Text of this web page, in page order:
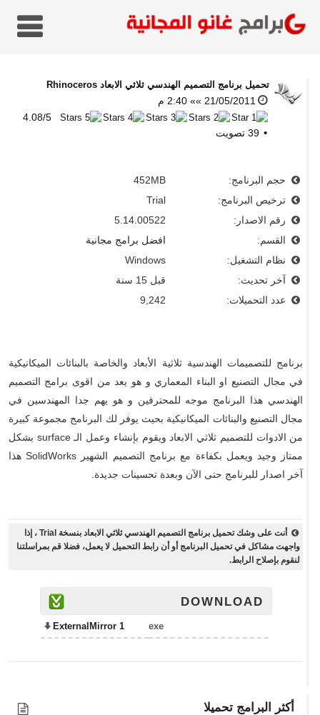
تحميل برنامج التصميم الهندسي ثلاثي الابعاد Rhinoceros
21/05/2011 »» 2:40 م
4.08/5
39تصويت
حجم البرنامج:
452MB
ترخيص البرنامج:
Trial
رقم الاصدار:
5.14.00522
القسم:
افضل برامج مجانية
نظام التشغيل:
Windows
آخر تحديث:
قبل 15 سنة
عدد التحميلات:
9,242
برنامج للتصميمات الهندسية ثلاثية الأبعاد والخاصة بالبنائات الميكانيكية
في مجال التصنيع او البناء المعماري و هو يعد من اقوى برامج التصميم
الهندسي هذا البرنامج موجه للمحترفين و هو يهم جدا المهندسين في
مجال التصنيع والبنائات الميكانيكية بحيث يوفر لك البرنامج مجموعة كبيرة
من الادوات للتصميم ثلاثي الابعاد ويقوم بإنشاء وعمل الـ surface بشكل
ممتاز وجيد ويعمل بكفاءة مع برنامج التصميم الشهير SolidWorks هذا
آخر اصدار للبرنامج حتى الآن وبعدة تحسينات جديدة.
أنت على وشك تحميل برنامج التصميم الهندسي ثلاثي الابعاد بنسخة Trial ، إذا
واجهت مشاكل في تحميل البرنامج أو أن رابط التحميل لا يعمل، فضلا قم بمراسلتنا
لنقوم بإصلاح الرابط.
DOWNLOAD
exe
ExternalMirror 1
أكثر البرامج تحميلا